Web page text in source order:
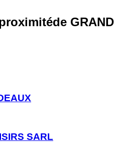
de GRAND
SARL